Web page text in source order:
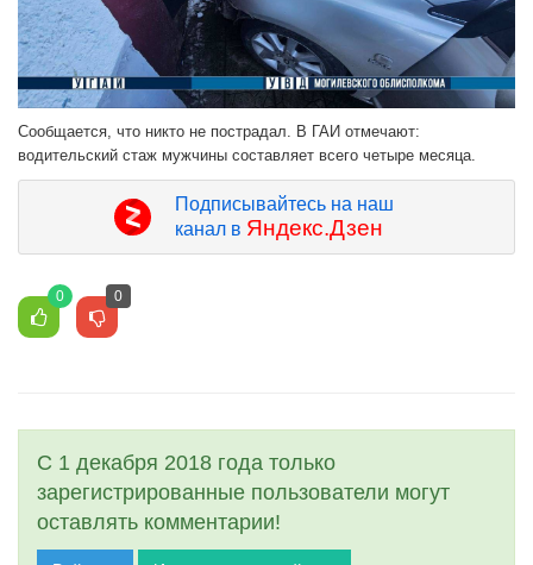
Сообщается, что никто не пострадал. В ГАИ отмечают:
водительский стаж мужчины составляет всего четыре месяца.
Подписывайтесь на наш
канал в Яндекс.Дзен
0 0
С 1 декабря 2018 года только
зарегистрированные пользователи могут
оставлять комментарии!